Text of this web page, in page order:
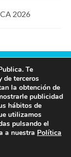
2026
Te
de terceros
la obtención de
publicidad
hábitos de
utilizamos
pulsando el
a nuestra Política